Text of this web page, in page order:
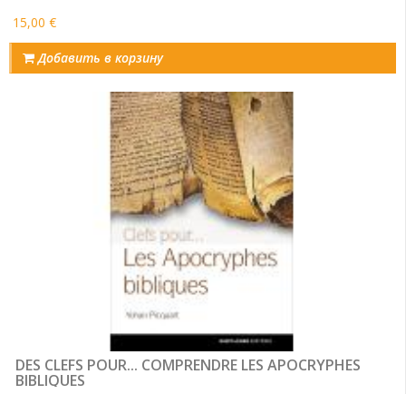
15,00 €
Добавить в корзину
DES CLEFS POUR... COMPRENDRE LES APOCRYPHES
BIBLIQUES